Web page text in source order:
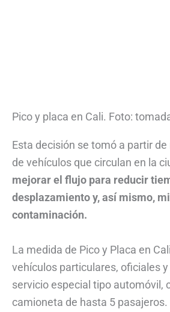
Pico y placa en Cali. Foto:
Esta decisión se tomó a partir
de vehículos que circulan en la
mejorar el flujo para reducir
desplazamiento y, así mismo,
contaminación.
La medida de Pico y Placa en
vehículos particulares, oficiales
servicio especial tipo automóvil,
camioneta de hasta 5